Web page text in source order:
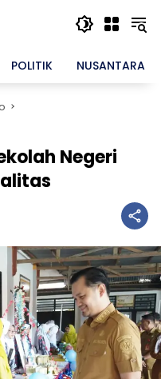
POLITIK NUSANTARA
Negeri